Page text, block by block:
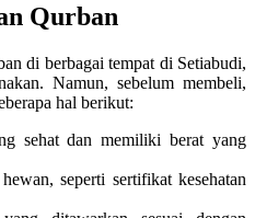
Qurban
di berbagai tempat di Setiabudi,
Namun, sebelum membeli,
hal berikut:
sehat dan memiliki berat yang
seperti sertifikat kesehatan